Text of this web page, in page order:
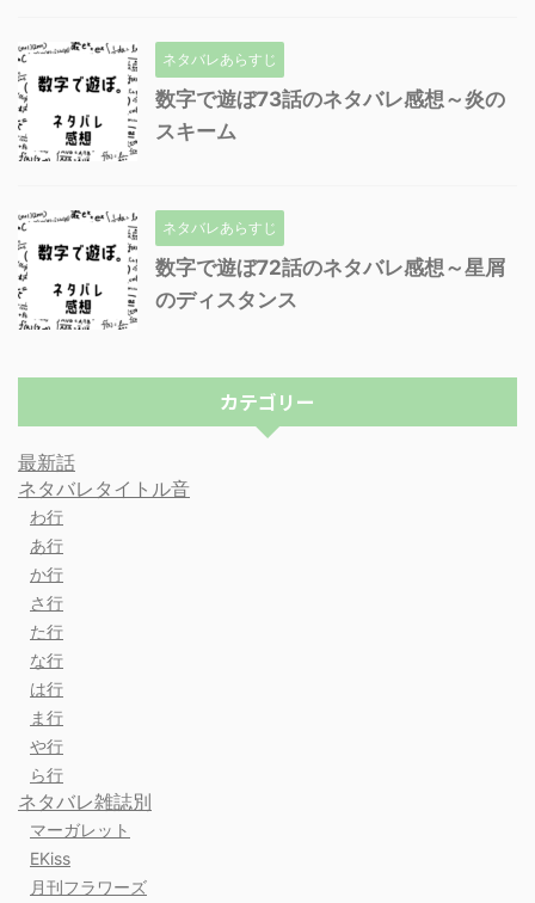
ネタバレあらすじ
数字で遊ぼ73話のネタバレ感想～炎の
スキーム
ネタバレあらすじ
数字で遊ぼ72話のネタバレ感想～星屑
のディスタンス
カテゴリー
最新話
ネタバレタイトル音
わ行
あ行
か行
さ行
た行
な行
は行
ま行
や行
ら行
ネタバレ雑誌別
マーガレット
EKiss
月刊フラワーズ